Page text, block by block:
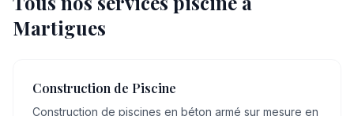
Martigues
Construction de Piscine
Construction de piscines en béton armé sur mesure en